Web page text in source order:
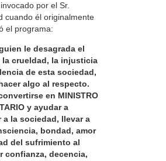
por el Sr.
cuando él originalmente
el programa:
le desagrada el
la crueldad, la injusticia
de esta sociedad,
algo al respecto.
en MINISTRO
y ayudar a
a la sociedad, llevar a
bondad, amor
del sufrimiento al
confianza, decencia,